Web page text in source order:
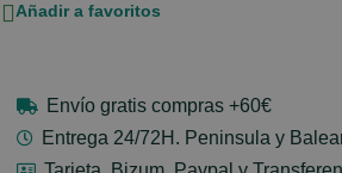
Añadir a favoritos
Envío gratis compras +60€
Entrega 24/72H. Peninsula y